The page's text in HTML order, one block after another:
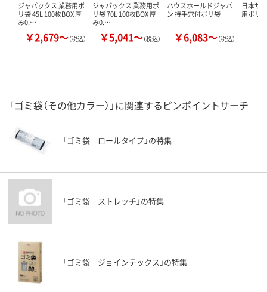
ジャパックス 業務用ポ
リ袋 45L 100枚BOX 厚
み0.…
￥2,679～（税込）
ジャパックス 業務用ポ
リ袋 70L 100枚BOX 厚
み0.…
￥5,041～（税込）
ハウスホールドジャパ
ン 持手穴付ポリ袋
￥6,083～（税込）
日本サ
用ポリ
「ゴミ袋（その他カラー）」に関連するピンポイントサーチ
「ゴミ袋 ロールタイプ」の特集
「ゴミ袋 ストレッチ」の特集
「ゴミ袋 ジョインテックス」の特集